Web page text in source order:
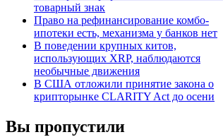
товарный знак
Право на рефинансирование комбо-
ипотеки есть, механизма у банков нет
В поведении крупных китов,
использующих XRP, наблюдаются
необычные движения
В США отложили принятие закона о
крипторынке CLARITY Act до осени
Вы пропустили